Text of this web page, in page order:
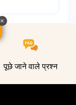
पूछे जाने वाले प्रश्न
×